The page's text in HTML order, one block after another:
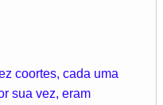
coortes, cada uma
sua vez, eram